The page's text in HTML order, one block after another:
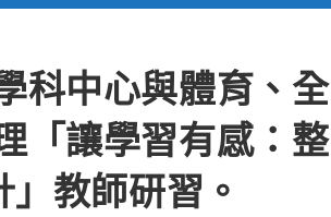
科中心與體育、全
「讓學習有感：整
教師研習。